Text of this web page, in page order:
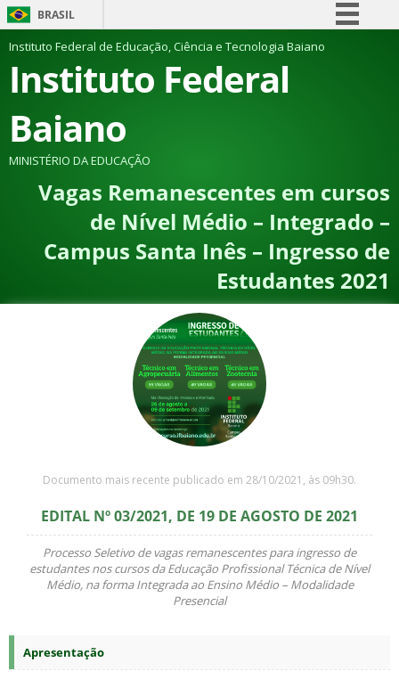
BRASIL
Simplifique!
Comunica BR
Canais
Instituto Federal de Educação, Ciência e Tecnologia Baiano
Instituto Federal
Baiano
MINISTÉRIO DA EDUCAÇÃO
Vagas Remanescentes em cursos
de Nível Médio – Integrado –
Campus Santa Inês – Ingresso de
Estudantes 2021
Documento mais recente publicado em 28/10/2021, às 09h30.
EDITAL Nº 03/2021, DE 19 DE AGOSTO DE 2021
Processo Seletivo de vagas remanescentes para ingresso de
estudantes nos cursos da Educação Profissional Técnica de Nível
Médio, na forma Integrada ao Ensino Médio – Modalidade
Presencial
Apresentação